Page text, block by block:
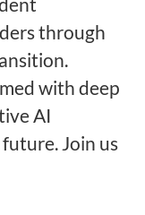
through
with deep
AI
Join us